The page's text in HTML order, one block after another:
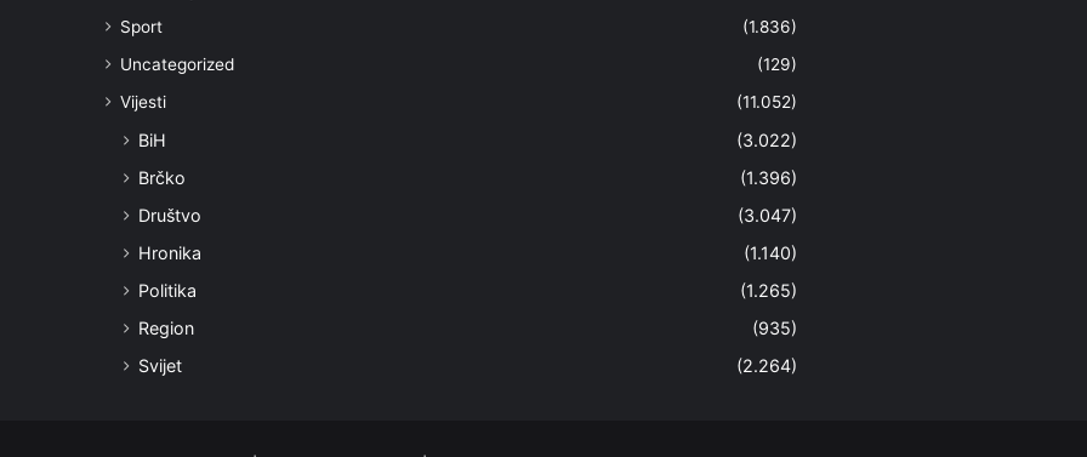
Sport
(1.836)
Uncategorized
(129)
Vijesti
(11.052)
BiH
(3.022)
Brčko
(1.396)
Društvo
(3.047)
Hronika
(1.140)
Politika
(1.265)
Region
(935)
Svijet
(2.264)